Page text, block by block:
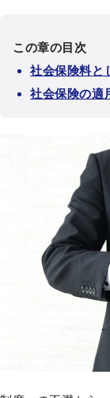
この章の目次
社会保険料と
社会保険の適